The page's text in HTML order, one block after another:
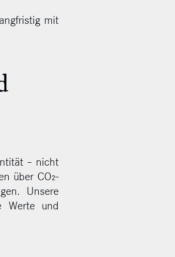
mit
– nicht
über CO₂-
Unsere
Werte und